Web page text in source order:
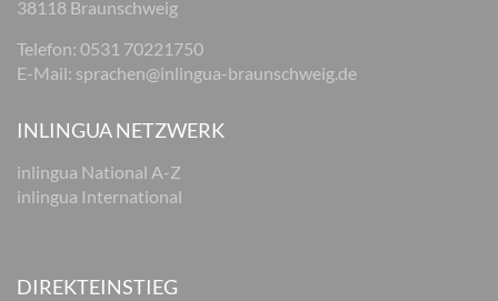
38118 Braunschweig
Telefon: 0531 70221750
E-Mail: sprachen@inlingua-braunschweig.de
INLINGUA NETZWERK
inlingua National A-Z
inlingua International
DIREKTEINSTIEG